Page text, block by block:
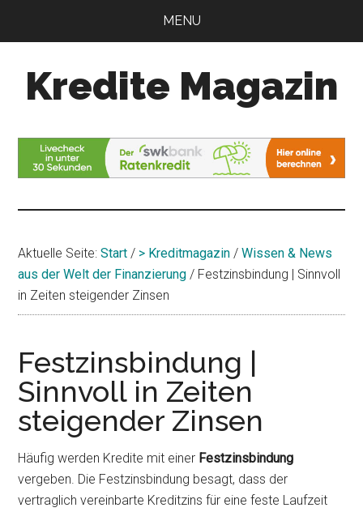
MENU
Kredite Magazin
für
Ihren
Kredit
Aktuelle Seite:Start / > Kreditmagazin / Wissen & News
aus der Welt der Finanzierung / Festzinsbindung | Sinnvoll
in Zeiten steigender Zinsen
Festzinsbindung |
Sinnvoll in Zeiten
steigender Zinsen
Häufig werden Kredite mit einer Festzinsbindung
vergeben. Die Festzinsbindung besagt, dass der
vertraglich vereinbarte Kreditzins für eine feste Laufzeit